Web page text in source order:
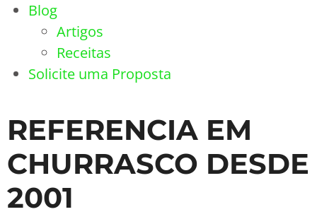
Blog
Artigos
Receitas
Solicite uma Proposta
REFERENCIA EM
CHURRASCO DESDE
2001